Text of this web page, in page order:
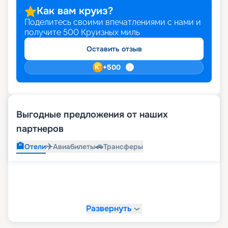
еще более ярким и выгодным. Выбирайте и
оформляйте путевку своей мечты онлайн на
нашем сайте.
Как вам круиз?
Поделитесь своими впечатлениями с нами и
получите 500 Круизных миль
Оставить отзыв
+500
Выгодные предложения от наших
партнеров
🏨Отели✈️Авиабилеты🚗Трансферы
Развернуть